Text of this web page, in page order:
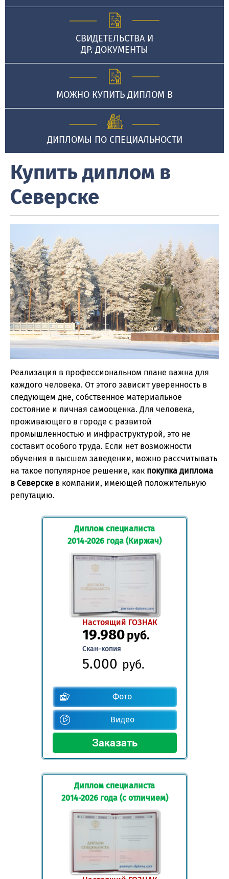
СВИДЕТЕЛЬСТВА И
ДР. ДОКУМЕНТЫ
МОЖНО КУПИТЬ ДИПЛОМ В
ДИПЛОМЫ ПО СПЕЦИАЛЬНОСТИ
Купить диплом в
Северске
Реализация в профессиональном плане важна для
каждого человека. От этого зависит уверенность в
следующем дне, собственное материальное
состояние и личная самооценка. Для человека,
проживающего в городе с развитой
промышленностью и инфраструктурой, это не
составит особого труда. Если нет возможности
обучения в высшем заведении, можно рассчитывать
на такое популярное решение, как покупка диплома
в Северске в компании, имеющей положительную
репутацию.
Диплом специалиста
2014-2026 года (Киржач)
Настоящий ГОЗНАК
19.980руб.
Скан-копия
5.000 руб.
Фото
Видео
Диплом специалиста
2014-2026 года (с отличием)